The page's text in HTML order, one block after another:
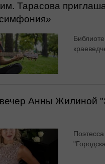
Тарасова
вечер Анны Жилиной